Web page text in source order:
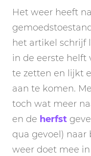
Het weer heeft
het artikel schrijf
in de eerste helft
te zetten en lijkt
aan te komen.
toch wat meer
en de herfst
qua gevoel)
weer doet mee